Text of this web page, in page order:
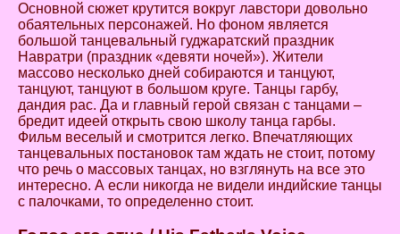
Основной сюжет крутится вокруг лавстори довольно
обаятельных персонажей. Но фоном является
большой танцевальный гуджаратский праздник
Навратри (праздник «девяти ночей»). Жители
массово несколько дней собираются и танцуют,
танцуют, танцуют в большом круге. Танцы гарбу,
дандия рас. Да и главный герой связан с танцами –
бредит идеей открыть свою школу танца гарбы.
Фильм веселый и смотрится легко. Впечатляющих
танцевальных постановок там ждать не стоит, потому
что речь о массовых танцах, но взглянуть на все это
интересно. А если никогда не видели индийские танцы
с палочками, то определенно стоит.